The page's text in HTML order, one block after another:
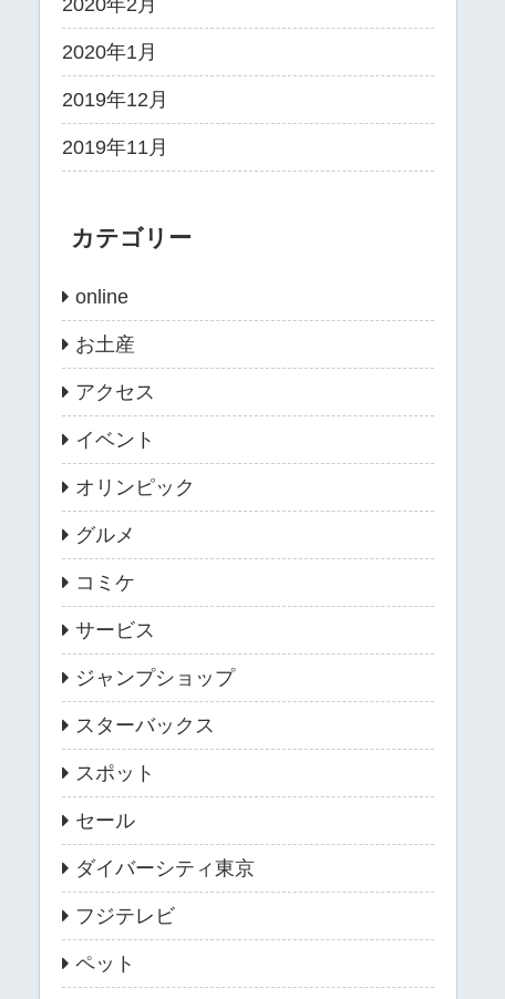
2020年1月
2019年12月
2019年11月
カテゴリー
online
お土産
アクセス
イベント
オリンピック
グルメ
コミケ
サービス
ジャンプショップ
スターバックス
スポット
セール
ダイバーシティ東京
フジテレビ
ペット